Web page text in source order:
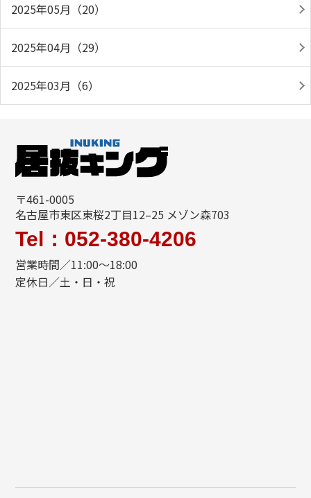
2025年05月（20）
2025年04月（29）
2025年03月（6）
〒461-0005
名古屋市東区東桜2丁目12–25 メゾン森703
Tel：052-380-4206
営業時間／11:00〜18:00
定休日／土・日・祝